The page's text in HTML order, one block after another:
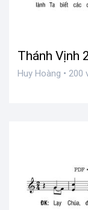
Thánh Vịnh
Huy Hoàng • 200